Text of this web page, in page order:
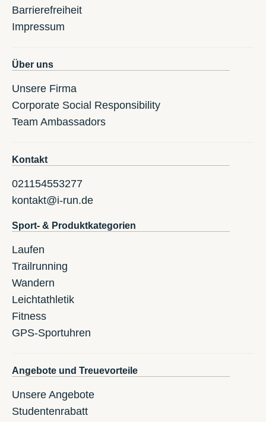
Barrierefreiheit
Impressum
Über uns
Unsere Firma
Corporate Social Responsibility
Team Ambassadors
Kontakt
021154553277
kontakt@i-run.de
Sport- & Produktkategorien
Laufen
Trailrunning
Wandern
Leichtathletik
Fitness
GPS-Sportuhren
Angebote und Treuevorteile
Unsere Angebote
Studentenrabatt